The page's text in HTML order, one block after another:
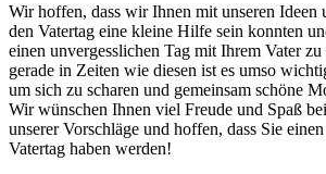
Wir hoffen, dass wir Ihnen mit unseren Ideen
den Vatertag eine kleine Hilfe sein konnten
einen unvergesslichen Tag mit Ihrem Vater
gerade in Zeiten wie diesen ist es umso
um sich zu scharen und gemeinsam schöne
Wir wünschen Ihnen viel Freude und Spaß
unserer Vorschläge und hoffen, dass Sie
Vatertag haben werden!